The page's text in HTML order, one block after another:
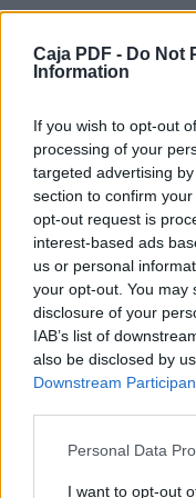
Caja PDF - Do Not
Information
If you wish to opt-out
processing of your
targeted advertising
section to confirm
opt-out request is
interest-based ads
us or personal
your opt-out. You may
disclosure of your
IAB’s list of
also be disclosed by
Downstream
Personal Data
I want to opt-out
para entrar y
1:12 Entonces
reubenitas, a los
1:13 Recuerden
servidor de
Elohé les está
les ha asignando
1:14 Que sus
se queden en la
ustedes en este
uno de sus
cruzar armado a
parientes. Y
1:15 hasta que
parientes un
tienen ustedes,
regresar a la
Descargar
Yahoshua.pdf (PDF,
Comparte el